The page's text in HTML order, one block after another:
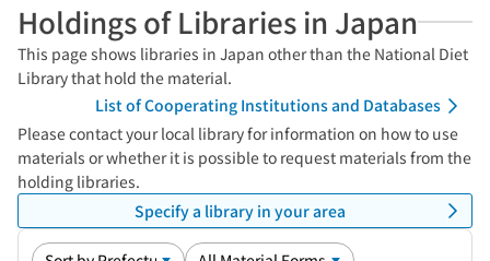
Holdings of Libraries in Japan
This page shows libraries in Japan other than the National Diet
Library that hold the material.
List of Cooperating Institutions and Databases
Please contact your local library for information on how to use
materials or whether it is possible to request materials from the
holding libraries.
Specify a library in your area